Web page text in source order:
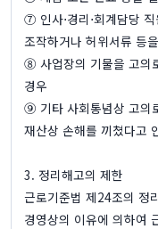
⑦ 인사⋅경리⋅회계담당
조작하거나 허위서류 등
⑧ 사업장의 기물을 고의
경우
⑨ 기타 사회통념상 고의
재산상 손해를 끼쳤다
3. 정리해고의 제한
근로기준법 제24조의 정
경영상의 이유에 의하여